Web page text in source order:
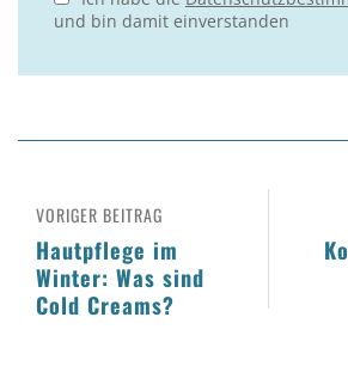
und bin damit einverstanden
VORIGER BEITRAG
Hautpflege im
Winter: Was sind
Cold Creams?